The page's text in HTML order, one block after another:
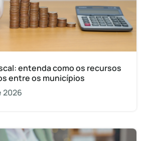
entenda como os recursos
entre os municípios
2026